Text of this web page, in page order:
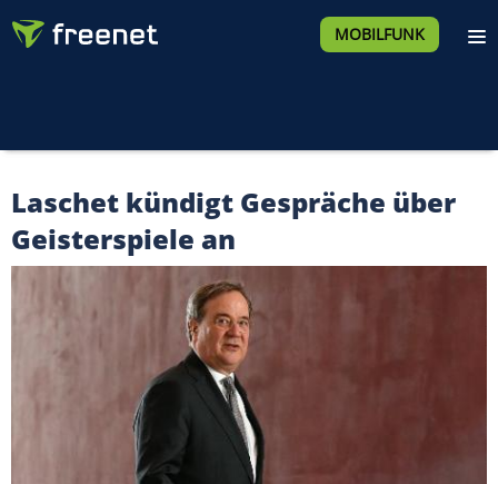
MOBILFUNK
Laschet kündigt Gespräche über
Geisterspiele an